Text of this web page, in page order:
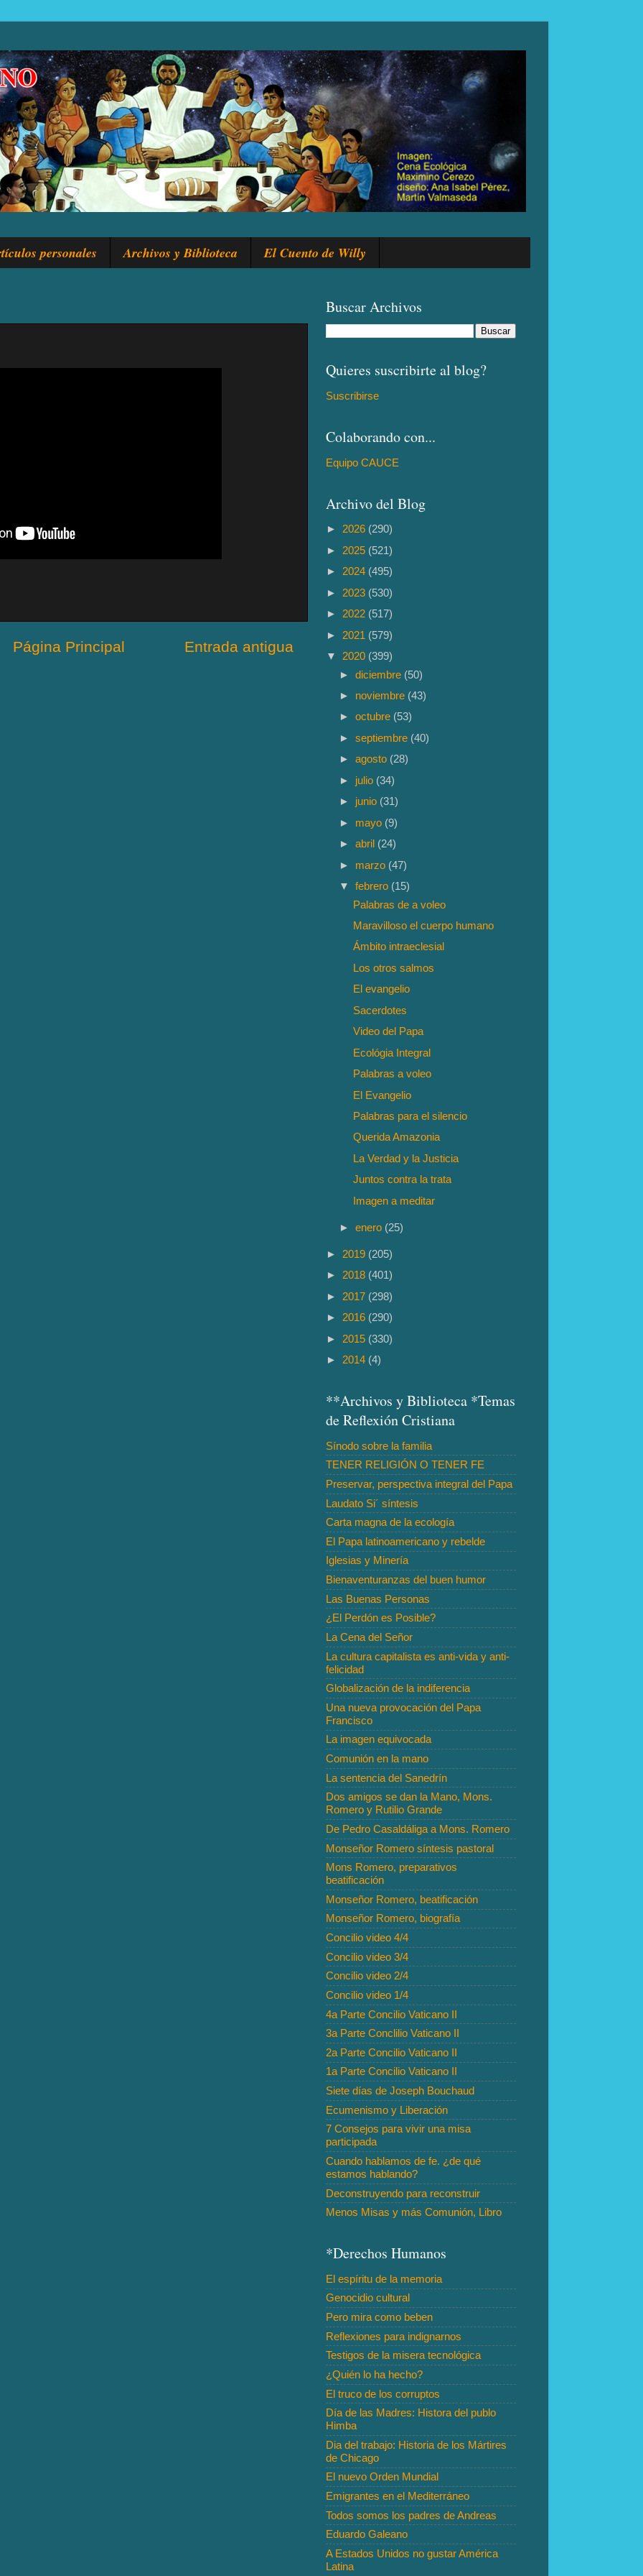
personales Archivos y Biblioteca El Cuento de Willy
Entrada antigua
Página Principal
Buscar Archivos
Quieres suscribirte al blog?
Suscribirse
Colaborando con...
Equipo CAUCE
Archivo del Blog
► 2026 (290)
► 2025 (521)
► 2024 (495)
► 2023 (530)
► 2022 (517)
► 2021 (579)
▼ 2020 (399)
►diciembre (50)
► noviembre (43)
►octubre (53)
►septiembre (40)
►agosto (28)
► julio (34)
► junio (31)
► mayo (9)
►abril (24)
► marzo (47)
▼febrero (15)
Palabras de a voleo
Maravilloso el cuerpo humano
Ámbito intraeclesial
Los otros salmos
El evangelio
Sacerdotes
Video del Papa
Ecológia Integral
Palabras a voleo
El Evangelio
Palabras para el silencio
Querida Amazonia
La Verdad y la Justicia
Juntos contra la trata
Imagen a meditar
►enero (25)
► 2019 (205)
► 2018 (401)
► 2017 (298)
► 2016 (290)
► 2015 (330)
► 2014 (4)
**Archivos y Biblioteca *Temas
de Reflexión Cristiana
Sínodo sobre la familia
TENER RELIGIÓN O TENER FE
Preservar, perspectiva integral del Papa
Laudato Si´ síntesis
Carta magna de la ecología
El Papa latinoamericano y rebelde
Iglesias y Minería
Bienaventuranzas del buen humor
Las Buenas Personas
¿El Perdón es Posible?
La Cena del Señor
La cultura capitalista es anti-vida y anti-
felicidad
Globalización de la indiferencia
Una nueva provocación del Papa
Francisco
La imagen equivocada
Comunión en la mano
La sentencia del Sanedrín
Dos amigos se dan la Mano, Mons.
Romero y Rutilio Grande
De Pedro Casaldáliga a Mons. Romero
Monseñor Romero síntesis pastoral
Mons Romero, preparativos
beatificación
Monseñor Romero, beatificación
Monseñor Romero, biografía
Concilio video 4/4
Concilio video 3/4
Concilio video 2/4
Concilio video 1/4
4a Parte Concilio Vaticano II
3a Parte Conclilio Vaticano II
2a Parte Concilio Vaticano II
1a Parte Concilio Vaticano II
Siete días de Joseph Bouchaud
Ecumenismo y Liberación
7 Consejos para vivir una misa
participada
Cuando hablamos de fe. ¿de qué
estamos hablando?
Deconstruyendo para reconstruir
Menos Misas y más Comunión, Libro
*Derechos Humanos
El espíritu de la memoria
Genocidio cultural
Pero mira como beben
Reflexiones para indignarnos
Testigos de la misera tecnológica
¿Quién lo ha hecho?
El truco de los corruptos
Día de las Madres: Histora del publo
Himba
Dia del trabajo: Historia de los Mártires
de Chicago
El nuevo Orden Mundial
Emigrantes en el Mediterráneo
Todos somos los padres de Andreas
Eduardo Galeano
A Estados Unidos no gustar América
Latina